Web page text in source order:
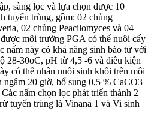
sàng lọc và lựa chọn được 10
tuyến trùng, gồm: 02 chủng
02 chủng Peacilomyces và 04
môi trường PGA có thể nuôi cấy
nấm này có khả năng sinh bào tử với
28-30oC, pH từ 4,5 -6 và điều kiện
có thể nhân nuôi sinh khối trên môi
20 giờ, bổ sung 0,5 % CaCO3
nấm chọn lọc phát triển thành 2
tuyến trùng là Vinana 1 và Vi sinh